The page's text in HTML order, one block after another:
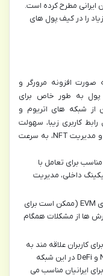
ایرانی مطرح کرده است.
را در کیف پول های
افزونه مرورگر و
پول به طور خاص برای
از شبکه های اتریوم و
کاربری زیبا، سهولت
استفاده و قابلیت های داخلی مانند استیکینگ و مدیریت NFT، به سرعت
مناسب برای تعامل با
داخلی، مدیریت
تمرکز بیشتر بر سولانا و شبکه های EVM (ممکن است برای
ها از مشکلات همگام
کاربران علاقه مند به
اکوسیستم سولانا و فعالیت در حوزه NFT و DeFi در این شبکه
ایرانیان مناسب می